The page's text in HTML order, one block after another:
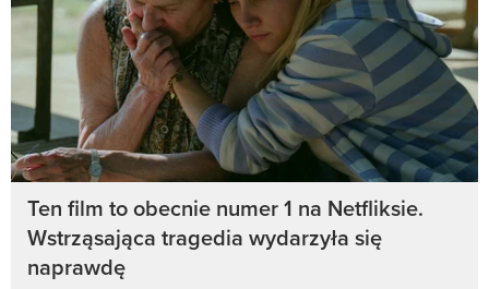
Ten film to obecnie numer 1 na Netfliksie.
Wstrząsająca tragedia wydarzyła się
naprawdę